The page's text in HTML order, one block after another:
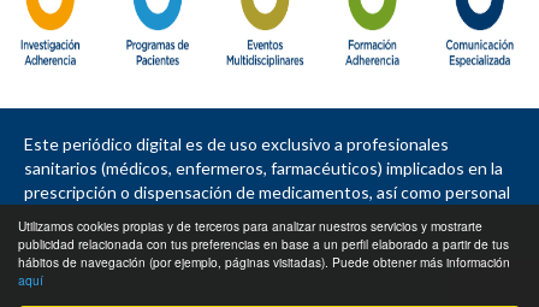
Utilizamos cookies propias y de terceros para analizar nuestros servicios y mostrarte
publicidad relacionada con tus preferencias en base a un perfil elaborado a partir de tus
hábitos de navegación (por ejemplo, páginas visitadas). Puede obtener más información
aquí
Este periódico digital es de uso exclusivo a profesionales
sanitarios (médicos, enfermeros, farmacéuticos) implicados en la
prescripción o dispensación de medicamentos, así como personal
pacientes, sociedades e instituciones.
Contacto
Política de privacidad Política de cookies